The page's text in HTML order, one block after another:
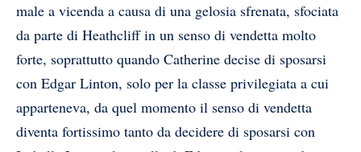
male a vicenda a causa di una gelosia sfrenata, sfociata
da parte di Heathcliff in un senso di vendetta molto
forte, soprattutto quando Catherine decise di sposarsi
con Edgar Linton, solo per la classe privilegiata a cui
apparteneva, da quel momento il senso di vendetta
diventa fortissimo tanto da decidere di sposarsi con